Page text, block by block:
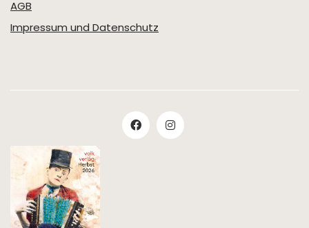
AGB
Impressum und Datenschutz